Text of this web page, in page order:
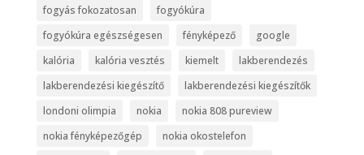
fogyás fokozatosan
fogyókúra
fogyókúra egészségesen
fényképező
google
kalória
kalória vesztés kiemelt
lakberendezés
lakberendezési kiegészítő
lakberendezési kiegészítők
londoni olimpia
nokia
nokia 808 pureview
nokia fényképezőgép
nokia okostelefon